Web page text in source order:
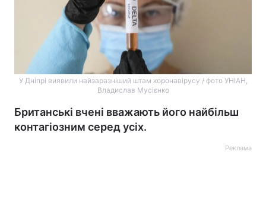
У Дніпрі виявили найзаразніший штам коронавірусу / фото УНІАН,
Владислав Мусієнко
Британські вчені вважають його найбільш
контагіозним серед усіх.
Реклама